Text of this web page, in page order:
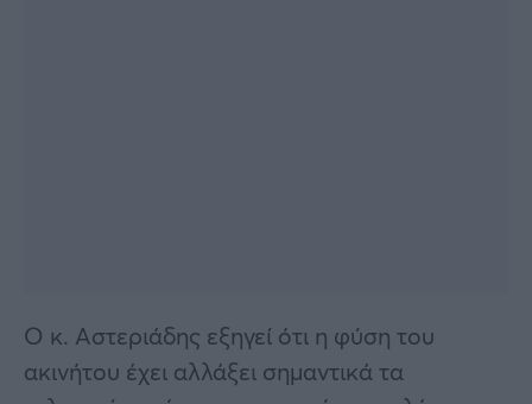
Ο κ. Αστεριάδης εξηγεί ότι η φύση του
ακινήτου έχει αλλάξει σημαντικά τα